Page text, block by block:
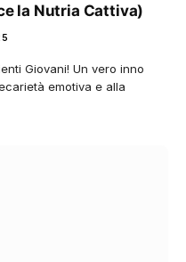
la Nutria Cattiva)
Giovani! Un vero inno
emotiva e alla